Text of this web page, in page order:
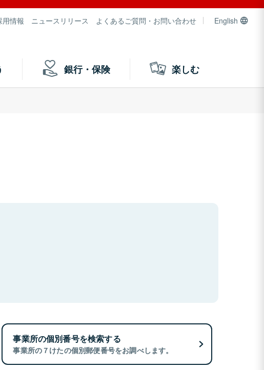
用情報 ニュースリリース よくあるご質問・お問い合わせ English
銀行・保険 楽しむ
事業所の個別番号を検索する
事業所の７けたの個別郵便番号をお調べします。